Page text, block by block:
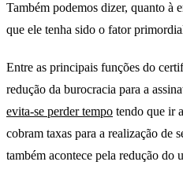
Também podemos dizer, quanto à
que ele tenha sido o fator
Entre as principais funções do
redução da burocracia para a
evita-se perder tempo tendo que ir
cobram taxas para a realização de
também acontece pela redução do